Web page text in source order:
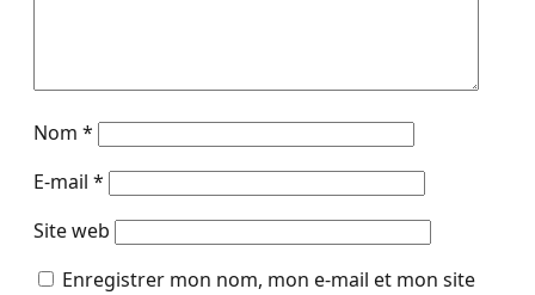
Nom *
E-mail *
Site web
Enregistrer mon nom, mon e-mail et mon site